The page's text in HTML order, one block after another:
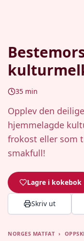
35 min
Opplev den
hjemmelagde
frokost eller som
smakfull!
Lagre i kokebok
Skriv ut
NORGES MATFAT ›